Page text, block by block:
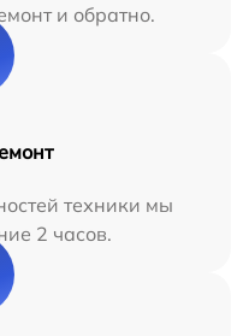
и обратно.
техники мы
2 часов.